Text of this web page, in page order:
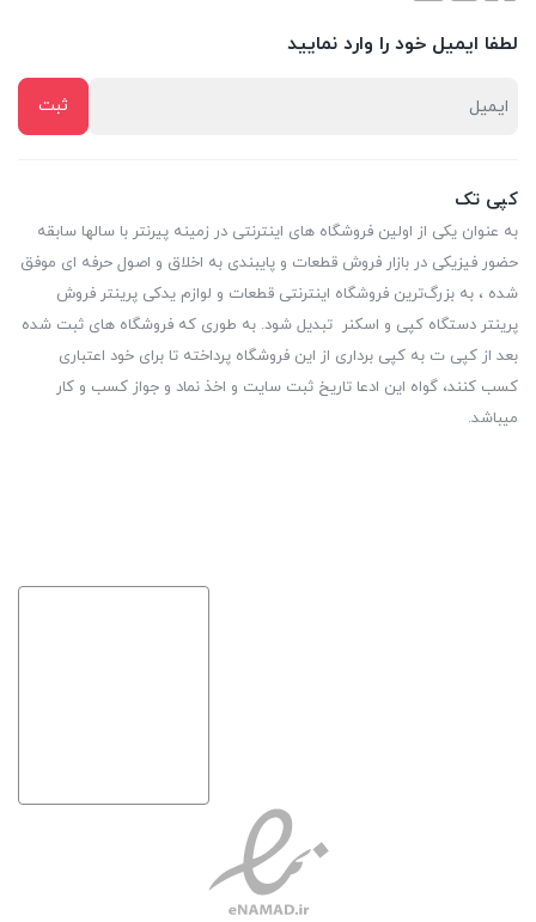
لطفا ایمیل خود را وارد نمایید
کپی تک
به عنوان یکی از اولین فروشگاه های اینترنتی در زمینه پیرنتر با سالها سابقه
حضور فیزیکی در بازار فروش قطعات و پایبندی به اخلاق و اصول حرفه ای موفق
شده ، به بزرگ‌ترین فروشگاه اینترنتی قطعات و لوازم یدکی پرینتر فروش
پرینتر دستگاه کپی و اسکنر تبدیل شود. به طوری که فروشگاه های ثبت شده
بعد از کپی ت به کپی برداری از این فروشگاه پرداخته تا برای خود اعتباری
کسب کنند، گواه این ادعا تاریخ ثبت سایت و اخذ نماد و جواز کسب و کار
میباشد.